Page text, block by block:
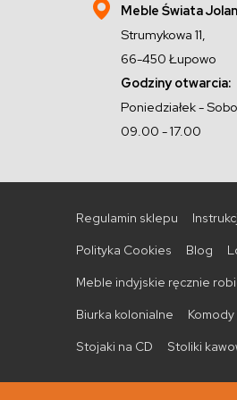
Meble Świata
Strumykowa 11,
66-450 Łupowo
Godziny otwarcia:
Poniedziałek -
09.00 - 17.00
Regulamin sklepu
Polityka Cookies
Blog
Meble indyjskie ręcznie
Biurka kolonialne
Stojaki na CD
Stoliki